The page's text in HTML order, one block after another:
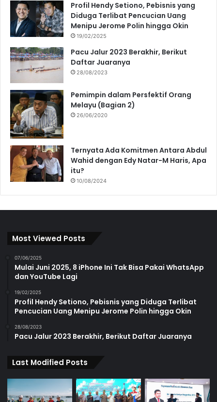
Profil Hendy Setiono, Pebisnis yang
Diduga Terlibat Pencucian Uang
Menipu Jerome Polin hingga Okin
19/02/2025
Pacu Jalur 2023 Berakhir, Berikut
Daftar Juaranya
28/08/2023
Pemimpin dalam Persfektif Orang
Melayu (Bagian 2)
26/06/2020
Ternyata Ada Komitmen Antara Abdul
Wahid dengan Edy Natar-M Haris, Apa
itu?
10/08/2024
Most Viewed Posts
07/06/2025
Mulai Juni 2025, 8 iPhone Ini Tak Bisa Pakai WhatsApp
dan YouTube Lagi
19/02/2025
Profil Hendy Setiono, Pebisnis yang Diduga Terlibat
Pencucian Uang Menipu Jerome Polin hingga Okin
28/08/2023
Pacu Jalur 2023 Berakhir, Berikut Daftar Juaranya
Last Modified Posts